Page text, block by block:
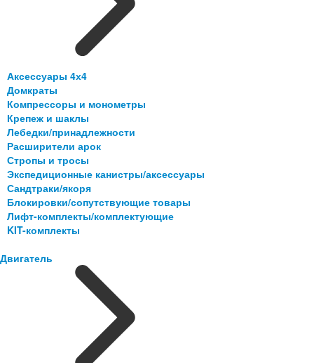
Аксессуары 4х4
Домкраты
Компрессоры и монометры
Крепеж и шаклы
Лебедки/принадлежности
Расширители арок
Стропы и тросы
Экспедиционные канистры/аксессуары
Сандтраки/якоря
Блокировки/сопутствующие товары
Лифт-комплекты/комплектующие
KIT-комплекты
Двигатель